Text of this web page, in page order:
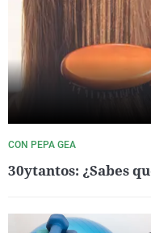
CON PEPA GEA
30ytantos: ¿Sabes